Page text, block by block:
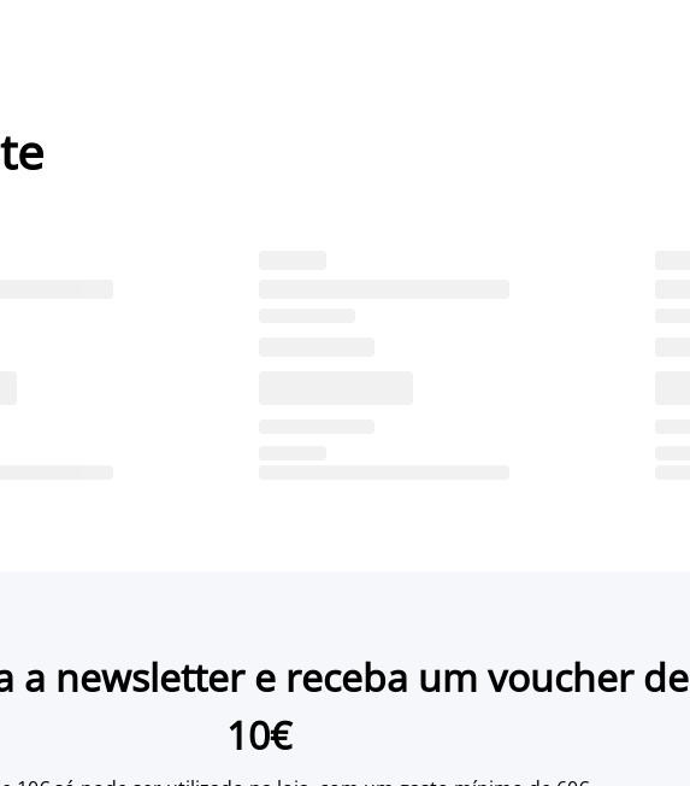
a newsletter e receba um voucher de
10€